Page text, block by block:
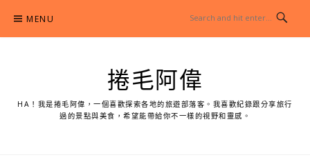
content
MENU
捲毛阿偉
HA！我是捲毛阿偉，一個喜歡探索各地的旅遊部落客。我喜歡紀錄跟分享旅行
過的景點與美食，希望能帶給你不一樣的視野和靈感。